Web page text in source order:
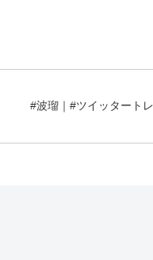
#波瑠｜#ツイッタート